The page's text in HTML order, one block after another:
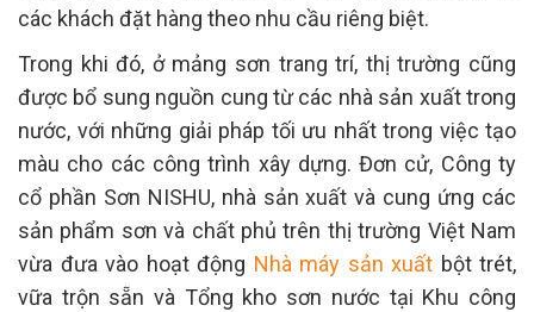
các khách đặt hàng theo nhu cầu riêng biệt.
Trong khi đó, ở mảng sơn trang trí, thị trường cũng
được bổ sung nguồn cung từ các nhà sản xuất trong
nước, với những giải pháp tối ưu nhất trong việc tạo
màu cho các công trình xây dựng. Đơn cử, Công ty
cổ phần Sơn NISHU, nhà sản xuất và cung ứng các
sản phẩm sơn và chất phủ trên thị trường Việt Nam
vừa đưa vào hoạt động Nhà máy sản xuất bột trét,
vữa trộn sẵn và Tổng kho sơn nước tại Khu công